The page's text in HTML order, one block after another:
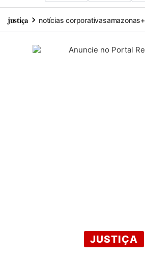
justiça notícias corporativasamazonas+
JUSTIÇA